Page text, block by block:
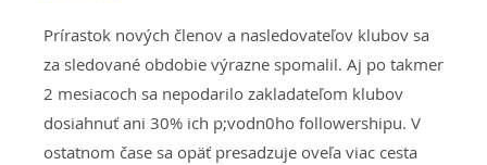
Prírastok nových členov a nasledovateľov klubov sa
za sledované obdobie výrazne spomalil. Aj po takmer
2 mesiacoch sa nepodarilo zakladateľom klubov
dosiahnuť ani 30% ich p;vodn0ho followershipu. V
ostatnom čase sa opäť presadzuje oveľa viac cesta